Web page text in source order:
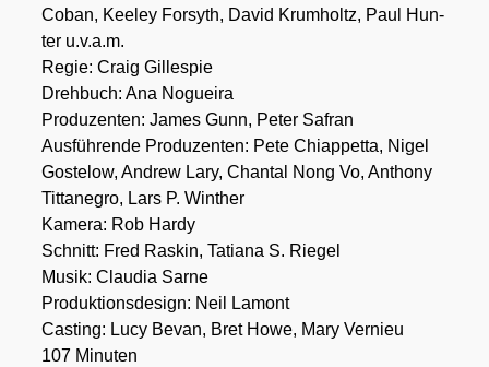
Coban, Kee­ley For­syth, David Krum­holtz, Paul Hun­
ter u.v.a.m.
Regie: Craig Gil­le­spie
Dreh­buch: Ana Noguei­ra
Pro­du­zen­ten: James Gunn, Peter Safran
Aus­füh­ren­de Pro­du­zen­ten: Pete Chiap­pet­ta, Nigel
Gos­te­low, Andrew Lary, Chan­tal Nong Vo, Antho­ny
Titta­ne­gro, Lars P. Win­ther
Kame­ra: Rob Har­dy
Schnitt: Fred Ras­kin, Tatia­na S. Rie­gel
Musik: Clau­dia Sar­ne
Pro­duk­ti­ons­de­sign: Neil Lamont
Cas­ting: Lucy Bevan, Bret Howe, Mary Ver­nieu
107 Minu­ten